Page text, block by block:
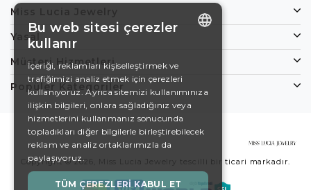
Miss Lucia Jewelry
Yasal
Müşteri Hizmetleri
Popüler Kategoriler
Copyright © 2026, Miss Lucia Jewelry tescilli bir ticari markadır.
DE
EN
SWEDISH
TURKISH
Bu web sitesi çerezler
kullanır
İçeriği, reklamları kişiselleştirmek ve
trafiğimizi analiz etmek için çerezleri
kullanıyoruz. Ayrıca sitemizi kullanımınıza
ilişkin bilgileri, onlara sağladığınız veya
hizmetlerini kullanmanız sonucunda
topladıkları diğer bilgilerle birleştirebilecek
reklam ve analiz ortaklarımızla da
paylaşıyoruz.
TÜM ÇEREZLERI KABUL ET